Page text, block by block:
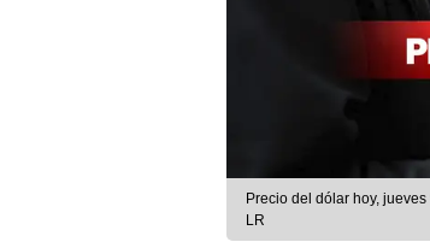
Precio del dólar hoy,
LR